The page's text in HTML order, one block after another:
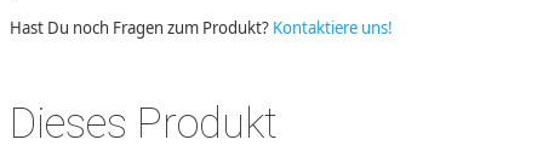
Hast Du noch Fragen zum Produkt? Kontaktiere uns!
Dieses Produkt